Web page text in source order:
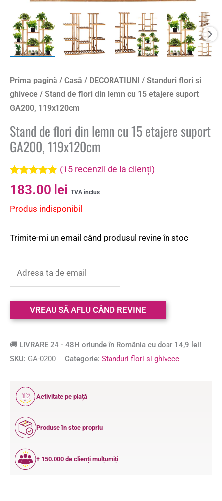
Prima pagină / Casă / DECORATIUNI / Standuri flori si
ghivece / Stand de flori din lemn cu 15 etajere suport
GA200, 119x120cm
Stand de flori din lemn cu 15 etajere suport
GA200, 119x120cm
Evaluat la
5.00din 5 pe
15
evaluări de
(15 recenzii de la clienți)
183.00 lei TVA inclus
Produs indisponibil
Trimite-mi un email când produsul revine în stoc
🚚 LIVRARE 24 - 48H oriunde în România cu doar 14,9 lei!
SKU: GA-0200 Categorie: Standuri flori si ghivece
12
ANI
Activitate pe piață
Produse în stoc propriu
+ 150.000 de clienți mulțumiți